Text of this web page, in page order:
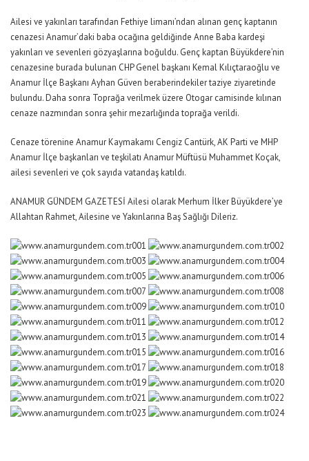
Ailesi ve yakınları tarafından Fethiye limanı’ndan alınan genç kaptanın
cenazesi Anamur’daki baba ocağına geldiğinde Anne Baba kardeşi
yakınları ve sevenleri gözyaşlarına boğuldu. Genç kaptan Büyükdere’nin
cenazesine burada bulunan CHP Genel başkanı Kemal Kılıçtaraoğlu ve
Anamur İlçe Başkanı Ayhan Güven beraberindekiler taziye ziyaretinde
bulundu. Daha sonra Toprağa verilmek üzere Otogar camisinde kılınan
cenaze nazmından sonra şehir mezarlığında toprağa verildi.
Cenaze törenine Anamur Kaymakamı Cengiz Cantürk, AK Parti ve MHP
Anamur İlçe başkanları ve teşkilatı Anamur Müftüsü Muhammet Koçak,
ailesi sevenleri ve çok sayıda vatandaş katıldı.
ANAMUR GÜNDEM GAZETESİ Ailesi olarak Merhum İlker Büyükdere’ye
Allahtan Rahmet, Ailesine ve Yakınlarına Baş Sağlığı Dileriz.